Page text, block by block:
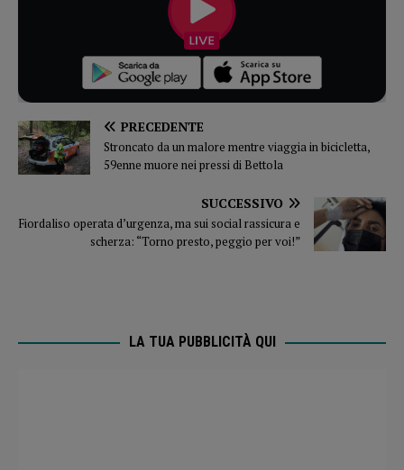
PRECEDENTE
Stroncato da un malore mentre viaggia in bicicletta,
59enne muore nei pressi di Bettola
SUCCESSIVO
Fiordaliso operata d’urgenza, ma sui social rassicura e
scherza: “Torno presto, peggio per voi!”
LA TUA PUBBLICITÀ QUI